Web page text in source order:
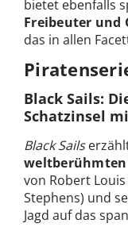
bietet ebenfalls
Freibeuter und
das in allen
Black Sails:
Schatzinsel
Black Sails
von Robert
Stephens) und
Jagd auf das